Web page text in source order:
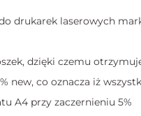
drukarek laserowych
dzięki czemu
new, co oznacza iż
A4 przy zaczernieniu 5%